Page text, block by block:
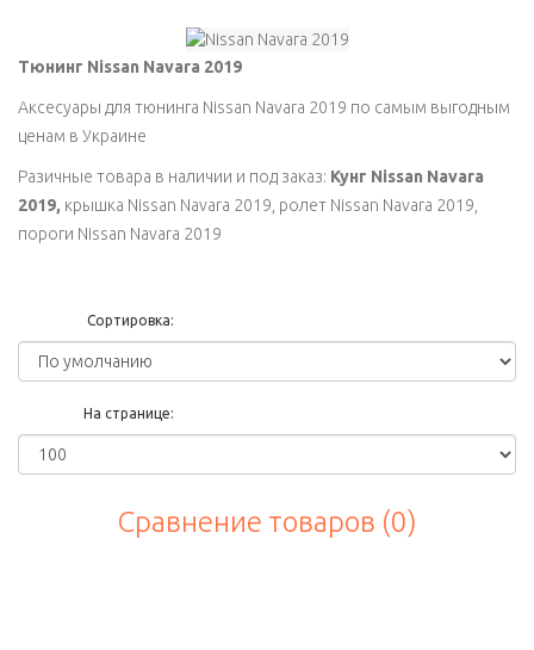
Тюнинг Nissan Navara 2019
Аксесуары для тюнинга Nissan Navara 2019 по самым выгодным
ценам в Украине
Разичные товара в наличии и под заказ: Кунг Nissan Navara
2019, крышка Nissan Navara 2019, ролет Nissan Navara 2019,
пороги Nissan Navara 2019
Сортировка:
На странице:
Сравнение товаров (0)